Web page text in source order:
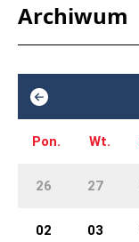
Archiwum
Pon. Wt.
26 27
02 03